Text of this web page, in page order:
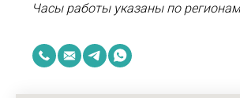
Часы работы указаны по регионам